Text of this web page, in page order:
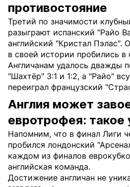
противостояние
Третий по значимости
разыграют испанский "Райо
английский "Кристал Пэлас".
в своей истории пробились в
Англичанам удалось дважды
"Шахтёр" 3:1 и 1:2, а "Райо"
переиграл французский
Англия может
евротрофея:
Напомним, что в финал Лиги
пробился лондонский
каждом из финалов
английская команда.
Достижение англичан не